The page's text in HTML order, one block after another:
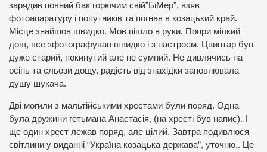
зарядив повний бак горючим свій”БіМер”, взяв
фотоапаратуру і попутників та погнав в козацький край.
Місце знайшов швидко. Мов пішло в руки. Попри мілкий
дощ, все зфотографував швидко і з настроєм. Цвинтар був
дуже старий, покинутий але не сумний. Не дивлячись на
осінь та сльози дощу, радість від знахідки заповнювала
душу шукача.
Дві могили з мальтійськими хрестами були поряд. Одна
була дружини гетьмана Анастасія, (на хресті був напис). І
ще один хрест лежав поряд, але цілий. Завтра подивлюся
світлини у виданні “Україна козацька держава”, уточню.. Це